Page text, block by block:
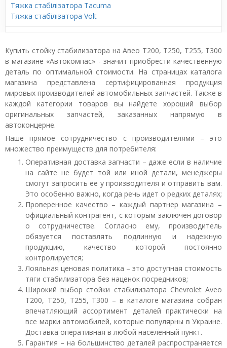
Тяжка стабілізатора Tacuma
Тяжка стабілізатора Volt
Купить стойку стабилизатора на Авео T200, T250, T255, T300
в магазине «Автокомпас» - значит приобрести качественную
деталь по оптимальной стоимости. На страницах каталога
магазина представлена сертифицированная продукция
мировых производителей автомобильных запчастей. Также в
каждой категории товаров вы найдете хороший выбор
оригинальных запчастей, заказанных напрямую в
автоконцерне.
Наше прямое сотрудничество с производителями – это
множество преимуществ для потребителя:
Оперативная доставка запчасти – даже если в наличие
на сайте не будет той или иной детали, менеджеры
смогут запросить ее у производителя и отправить вам.
Это особенно важно, когда речь идет о редких деталях;
Проверенное качество – каждый партнер магазина –
официальный контрагент, с которым заключен договор
о сотрудничестве. Согласно ему, производитель
обязуется поставлять подлинную и надежную
продукцию, качество которой постоянно
контролируется;
Лояльная ценовая политика – это доступная стоимость
тяги стабилизатора без наценок посредников;
Широкий выбор стойки стабилизатора Chevrolet Aveo
T200, T250, T255, T300 – в каталоге магазина собран
впечатляющий ассортимент деталей практически на
все марки автомобилей, которые популярны в Украине.
Доставка оперативная в любой населенный пункт.
Гарантия – на большинство деталей распространяется